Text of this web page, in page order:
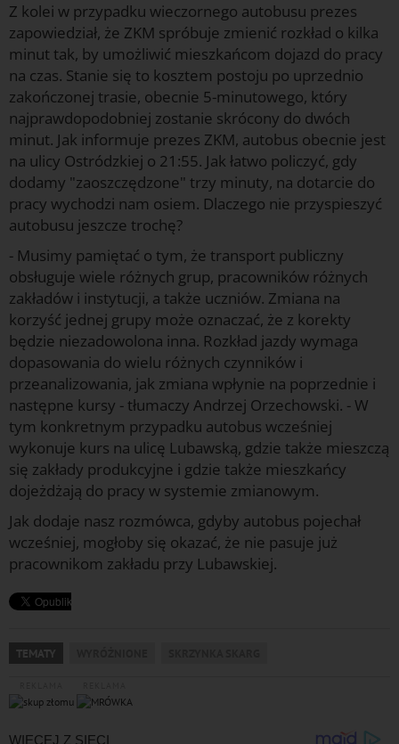
Z kolei w przypadku wieczornego autobusu prezes
zapowiedział, że ZKM spróbuje zmienić rozkład o kilka
minut tak, by umożliwić mieszkańcom dojazd do pracy
na czas. Stanie się to kosztem postoju po uprzednio
zakończonej trasie, obecnie 5-minutowego, który
najprawdopodobniej zostanie skrócony do dwóch
minut. Jak informuje prezes ZKM, autobus obecnie jest
na ulicy Ostródzkiej o 21:55. Jak łatwo policzyć, gdy
dodamy "zaoszczędzone" trzy minuty, na dotarcie do
pracy wychodzi nam osiem. Dlaczego nie przyspieszyć
autobusu jeszcze trochę?
- Musimy pamiętać o tym, że transport publiczny
obsługuje wiele różnych grup, pracowników różnych
zakładów i instytucji, a także uczniów. Zmiana na
korzyść jednej grupy może oznaczać, że z korekty
będzie niezadowolona inna. Rozkład jazdy wymaga
dopasowania do wielu różnych czynników i
przeanalizowania, jak zmiana wpłynie na poprzednie i
następne kursy - tłumaczy Andrzej Orzechowski. - W
tym konkretnym przypadku autobus wcześniej
wykonuje kurs na ulicę Lubawską, gdzie także mieszczą
się zakłady produkcyjne i gdzie także mieszkańcy
dojeżdżają do pracy w systemie zmianowym.
Jak dodaje nasz rozmówca, gdyby autobus pojechał
wcześniej, mogłoby się okazać, że nie pasuje już
pracownikom zakładu przy Lubawskiej.
TEMATY